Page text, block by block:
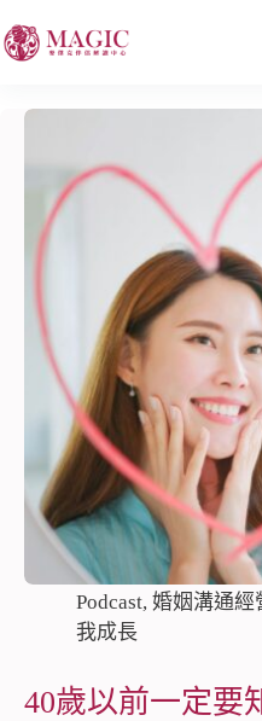
Podcast, 婚姻溝通經
我成長
40歲以前一定要